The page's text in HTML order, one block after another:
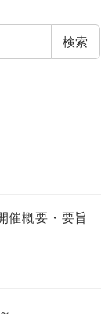
検索
催概要・要旨